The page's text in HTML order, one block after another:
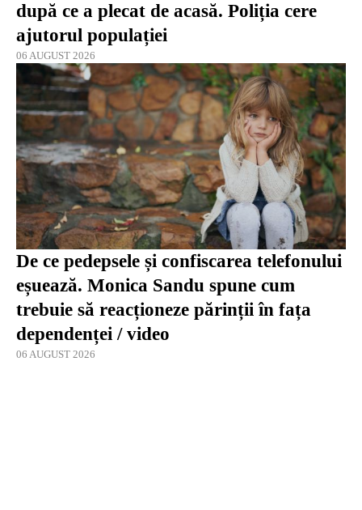
după ce a plecat de acasă. Poliția cere
ajutorul populației
06 AUGUST 2026
De ce pedepsele și confiscarea telefonului
eșuează. Monica Sandu spune cum
trebuie să reacționeze părinții în fața
dependenței / video
06 AUGUST 2026